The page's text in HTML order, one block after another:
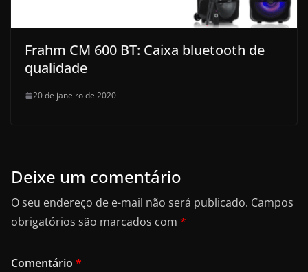
Frahm CM 600 BT: Caixa bluetooth de
qualidade
20 de janeiro de 2020
Deixe um comentário
O seu endereço de e-mail não será publicado. Campos
obrigatórios são marcados com *
Comentário *